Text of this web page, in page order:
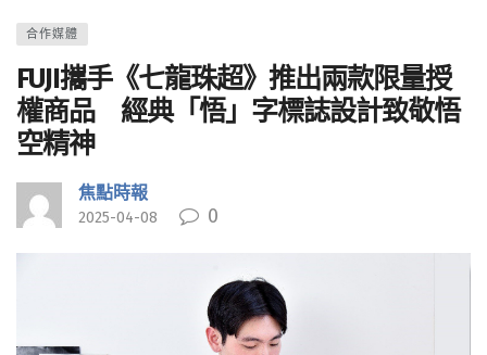
合作媒體
FUJI攜手《七龍珠超》推出兩款限量授
權商品 經典「悟」字標誌設計致敬悟
空精神
焦點時報
2025-04-08 0